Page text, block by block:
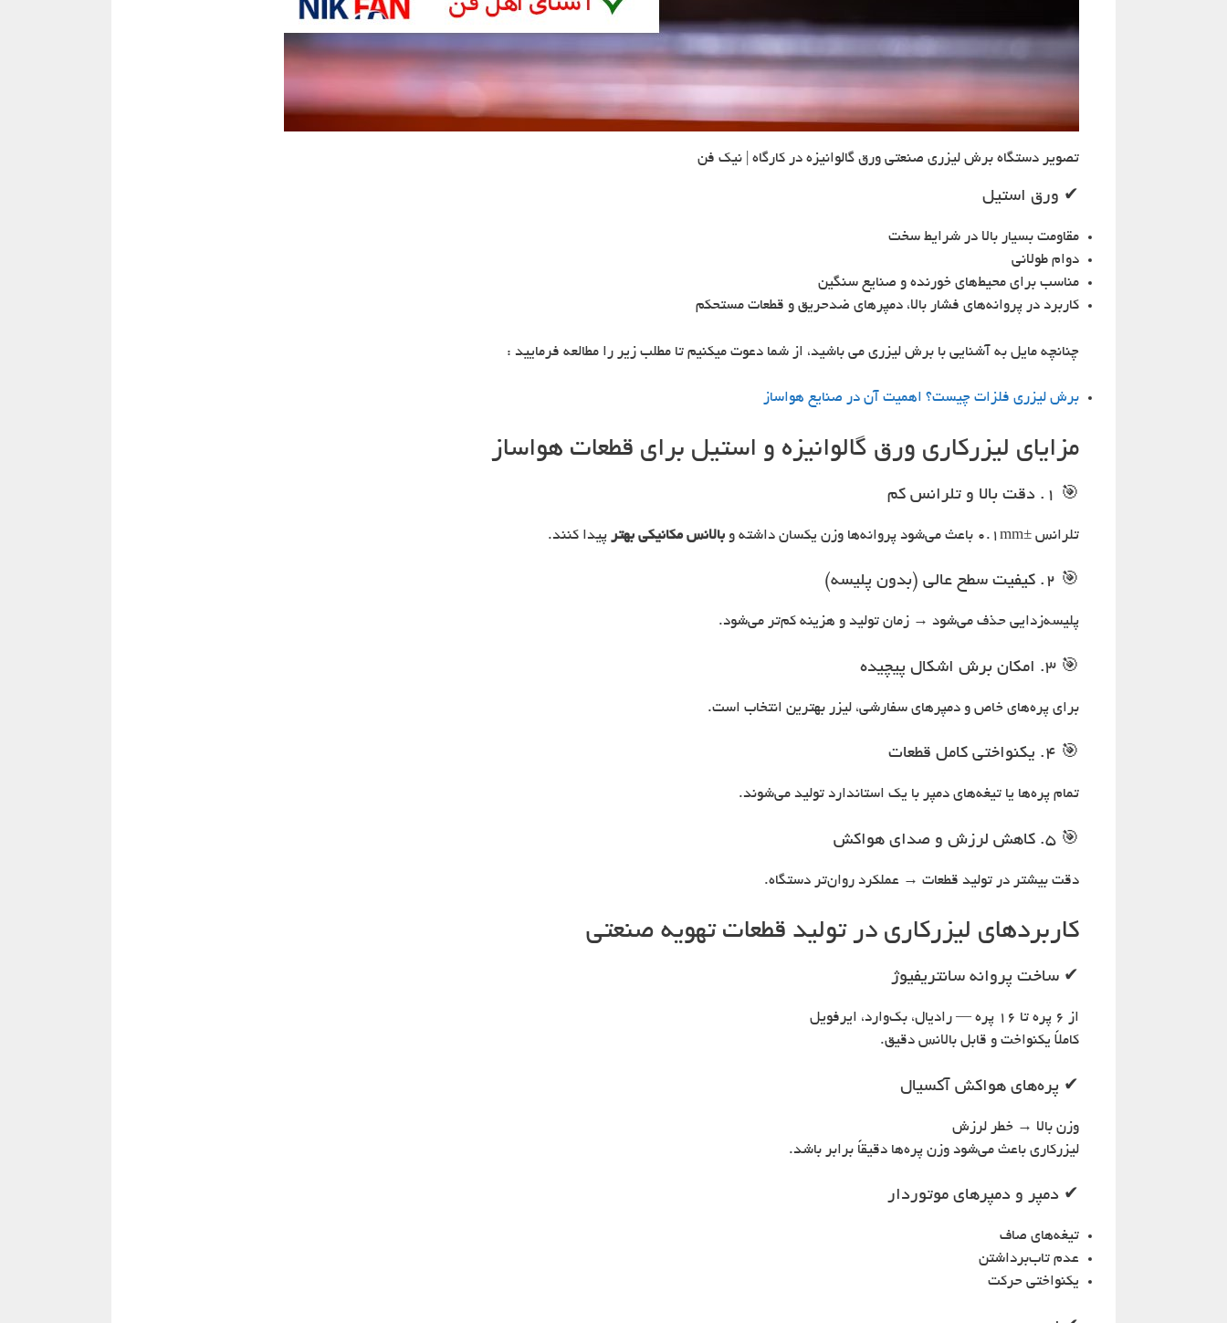
تصویر دستگاه برش لیزری صنعتی ورق گالوانیزه در کارگاه | نیک فن
✔ ورق استیل
مقاومت بسیار بالا در شرایط سخت
دوام طولانی
مناسب برای محیط‌های خورنده و صنایع سنگین
کاربرد در پروانه‌های فشار بالا، دمپرهای ضدحریق و قطعات مستحکم
چنانچه مایل به آشنایی با برش لیزری می باشید، از شما دعوت میکنیم تا مطلب زیر را مطالعه فرمایید :
برش لیزری فلزات چیست؟ اهمیت آن در صنایع هواساز
مزایای لیزرکاری ورق گالوانیزه و استیل برای قطعات هواساز
🎯 1. دقت بالا و تلرانس کم
تلرانس ±0.1mm باعث می‌شود پروانه‌ها وزن یکسان داشته و بالانس مکانیکی بهتر پیدا کنند.
🎯 2. کیفیت سطح عالی (بدون پلیسه)
پلیسه‌زدایی حذف می‌شود → زمان تولید و هزینه کم‌تر می‌شود.
🎯 3. امکان برش اشکال پیچیده
برای پره‌های خاص و دمپرهای سفارشی، لیزر بهترین انتخاب است.
🎯 4. یکنواختی کامل قطعات
تمام پره‌ها یا تیغه‌های دمپر با یک استاندارد تولید می‌شوند.
🎯 5. کاهش لرزش و صدای هواکش
دقت بیشتر در تولید قطعات → عملکرد روان‌تر دستگاه.
کاربردهای لیزرکاری در تولید قطعات تهویه صنعتی
✔ ساخت پروانه سانتریفیوژ
از ۶ پره تا ۱۶ پره — رادیال، بک‌وارد، ایرفویل
کاملاً یکنواخت و قابل بالانس دقیق.
✔ پره‌های هواکش آکسیال
وزن بالا → خطر لرزش
لیزرکاری باعث می‌شود وزن پره‌ها دقیقاً برابر باشد.
✔ دمپر و دمپرهای موتوردار
تیغه‌های صاف
عدم تاب‌برداشتن
یکنواختی حرکت